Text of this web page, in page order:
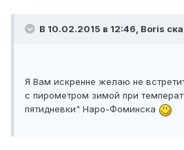
В 10.02.2015 в 12:46, Boris
Я Вам искренне желаю не
с пирометром зимой при
пятидневки" Наро-Фоминска